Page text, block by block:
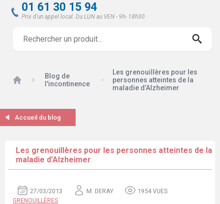
01 61 30 15 94
Prix d'un appel local. Du LUN au VEN - 9h- 18h30
Accueil
Blog de
l'incontinence
Les grenouillères pour les
personnes atteintes de la
maladie d’Alzheimer
Accueil du blog
Les grenouillères pour les personnes atteintes de la
maladie d’Alzheimer
27/03/2013 M. DERAY 1954 VUES
GRENOUILLÈRES